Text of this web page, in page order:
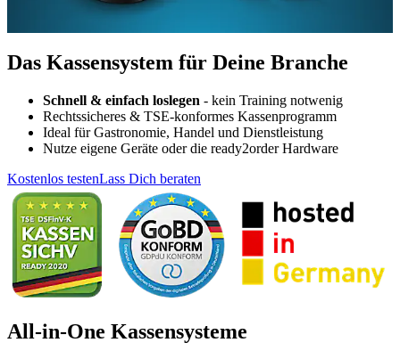
Das Kassensystem für Deine Branche
Schnell & einfach loslegen - kein Training notwenig
Rechtssicheres & TSE-konformes Kassenprogramm
Ideal für Gastronomie, Handel und Dienstleistung
Nutze eigene Geräte oder die ready2order Hardware
Kostenlos testenLass Dich beraten
All-in-One Kassensysteme